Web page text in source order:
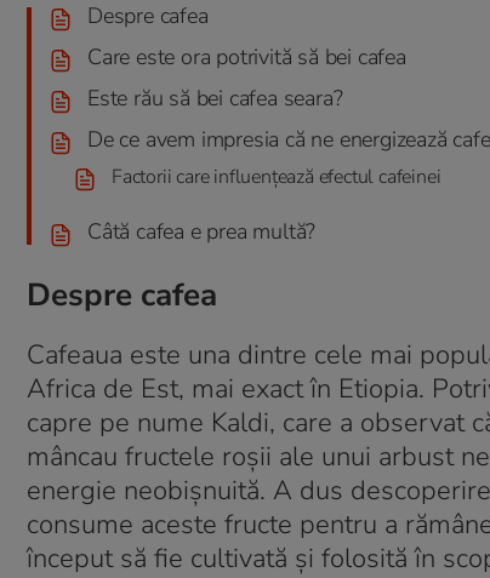
Despre cafea
Care este ora potrivită să bei cafea
Este rău să bei cafea seara?
De ce avem impresia că ne energizează
Factorii care influențează efectul cafeinei
Câtă cafea e prea multă?
Despre cafea
Cafeaua este una dintre cele mai
Africa de Est, mai exact în Etiopia.
capre pe nume Kaldi, care a observat
mâncau fructele roșii ale unui arbust
energie neobișnuită. A dus
consume aceste fructe pentru a
început să fie cultivată și folosită în